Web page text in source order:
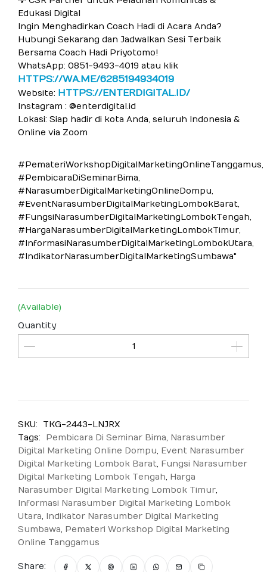
Edukasi Digital
Ingin Menghadirkan Coach Hadi di Acara Anda?
Hubungi Sekarang dan Jadwalkan Sesi Terbaik
Bersama Coach Hadi Priyotomo!
WhatsApp: 0851-9493-4019 atau klik
HTTPS://WA.ME/6285194934019
Website: HTTPS://ENTERDIGITAL.ID/
Instagram : @enterdigital.id
Lokasi: Siap hadir di kota Anda, seluruh Indonesia &
Online via Zoom
#PemateriWorkshopDigitalMarketingOnlineTanggamus,
#PembicaraDiSeminarBima,
#NarasumberDigitalMarketingOnlineDompu,
#EventNarasumberDigitalMarketingLombokBarat,
#FungsiNarasumberDigitalMarketingLombokTengah,
#HargaNarasumberDigitalMarketingLombokTimur,
#InformasiNarasumberDigitalMarketingLombokUtara,
#IndikatorNarasumberDigitalMarketingSumbawa"
(Available)
Quantity
SKU:
TKG-2443-LNJRX
Tags:
Pembicara Di Seminar Bima, Narasumber
Digital Marketing Online Dompu, Event Narasumber
Digital Marketing Lombok Barat, Fungsi Narasumber
Digital Marketing Lombok Tengah, Harga
Narasumber Digital Marketing Lombok Timur,
Informasi Narasumber Digital Marketing Lombok
Utara, Indikator Narasumber Digital Marketing
Sumbawa, Pemateri Workshop Digital Marketing
Online Tanggamus
Share: